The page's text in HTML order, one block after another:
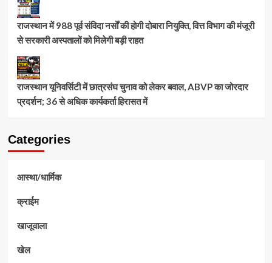
राजस्थान में 988 पूर्व संविदा नर्सों की होगी दोबारा नियुक्ति, वित्त विभाग की मंजूरी
से सरकारी अस्पतालों को मिलेगी बड़ी राहत
राजस्थान यूनिवर्सिटी में छात्रसंघ चुनाव को लेकर बवाल, ABVP का जोरदार
प्रदर्शन; 36 से अधिक कार्यकर्ता हिरासत में
Categories
आस्था/धार्मिक
क्राईम
खाजूवाला
खेल